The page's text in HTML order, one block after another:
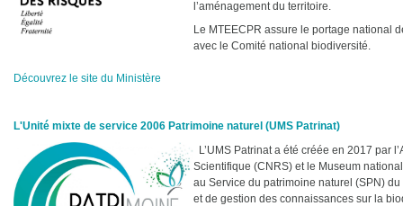
l’aménagement du territoire.
Le MTEECPR assure le portage national
avec le Comité national biodiversité.
Découvrez le site du Ministère
L'Unité mixte de service 2006 Patrimoine naturel (UMS Patrinat)
L’UMS Patrinat a été créée en 2017 par
Scientifique (CNRS) et le Museum
au Service du patrimoine naturel (SPN)
et de gestion des connaissances sur la